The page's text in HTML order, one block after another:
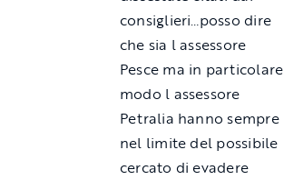
consiglieri…posso dire
che sia l assessore
Pesce ma in particolare
modo l assessore
Petralia hanno sempre
nel limite del possibile
cercato di evadere